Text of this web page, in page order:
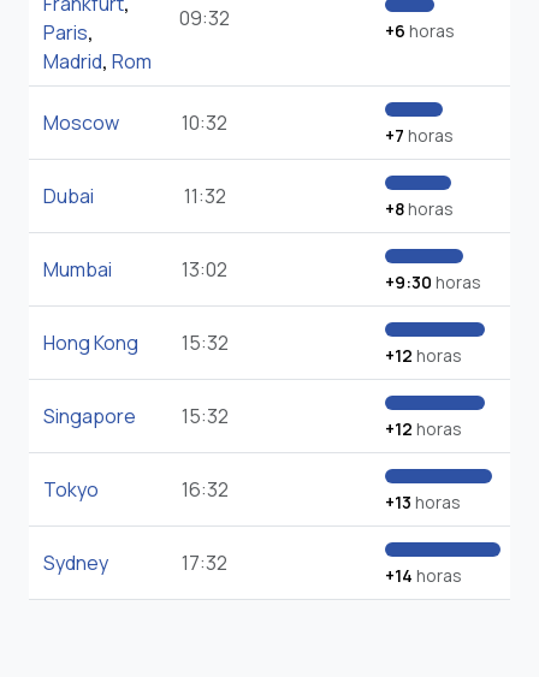
Paris,
Madrid, Rom
09:32 +6 horas
Moscow 10:32 +7 horas
Dubai 11:32 +8horas
Mumbai 13:02 +9:30 horas
Hong Kong 15:32 +12 horas
Singapore 15:32 +12 horas
Tokyo 16:32 +13 horas
Sydney 17:32 +14 horas